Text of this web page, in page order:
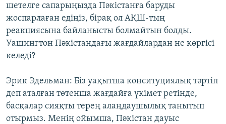
шетелге сапарыңызда Пәкістанға баруды
жоспарлаған едіңіз, бірақ ол АҚШ-тың
реакциясына байланысты болмайтын болды.
Уашингтон Пәкістандағы жағдайлардан не көргісі
келеді?
Эрик Эдельман: Біз уақытша конситуциялық тәртіп
деп аталған төтенша жағдайға үкімет ретінде,
басқалар сияқты терең алаңдаушылық танытып
отырмыз. Менің ойымша, Пәкістан дауыс